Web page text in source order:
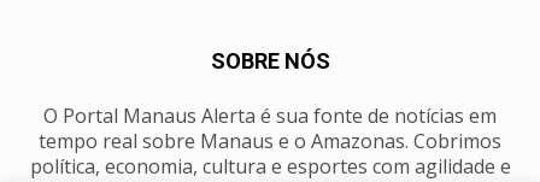
SOBRE NÓS
O Portal Manaus Alerta é sua fonte de notícias em
tempo real sobre Manaus e o Amazonas. Cobrimos
política, economia, cultura e esportes com agilidade e